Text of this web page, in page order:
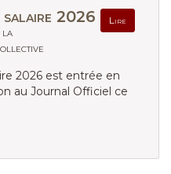
2026 Lire
la
2026 est entrée en
au Journal Officiel ce